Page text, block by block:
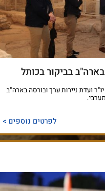
בארה"ב בביקור בכותל
ועדת ניירות ערך ובורסה בארה"ב
לפרטים נוספים >